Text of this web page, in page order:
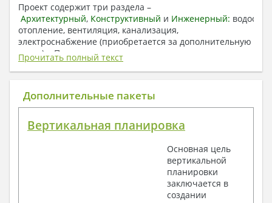
Проект содержит три раздела –
Архитектурный, Конструктивный и Инженерный:
отопление, вентиляция, канализация,
электроснабжение (приобретается за дополнительную
плату) + Пояснительная записка.
1. Архитектурный раздел:
Общие данные по проекту
Поэтажные маркировочные планы с
Разрезы и состав конструкций
Фасады с ведомостью внешних отделок
Элементы проемов – спецификация
Ведомость перемычек – сечения и
Прочитать полный текст
Дополнительные пакеты
Вертикальная планировка
Основная цель
вертикальной
планировки
заключается в
создании